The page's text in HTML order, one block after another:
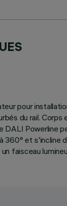
pour
du rail.
DALI Powerline
360° et s'incline
faisceau